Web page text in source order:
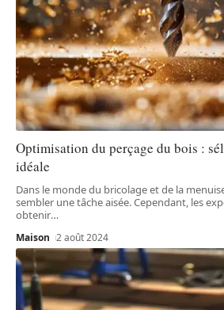
Optimisation du perçage du bois :
idéale
Dans le monde du bricolage et de la
sembler une tâche aisée. Cependant, les
obtenir…
Maison 2 août 2024